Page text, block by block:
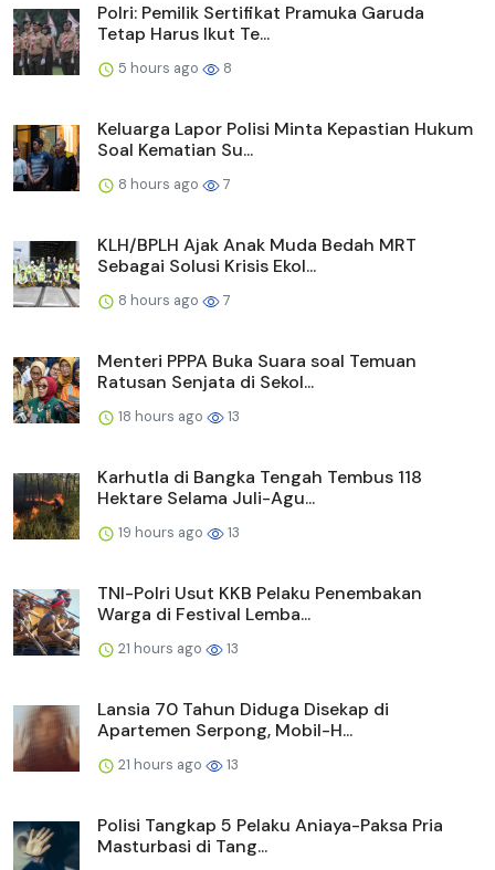
Polri: Pemilik Sertifikat Pramuka Garuda
Tetap Harus Ikut Te...
5 hours ago 8
Keluarga Lapor Polisi Minta Kepastian Hukum
Soal Kematian Su...
8 hours ago 7
KLH/BPLH Ajak Anak Muda Bedah MRT
Sebagai Solusi Krisis Ekol...
8 hours ago 7
Menteri PPPA Buka Suara soal Temuan
Ratusan Senjata di Sekol...
18 hours ago 13
Karhutla di Bangka Tengah Tembus 118
Hektare Selama Juli-Agu...
19 hours ago 13
TNI-Polri Usut KKB Pelaku Penembakan
Warga di Festival Lemba...
21 hours ago 13
Lansia 70 Tahun Diduga Disekap di
Apartemen Serpong, Mobil-H...
21 hours ago 13
Polisi Tangkap 5 Pelaku Aniaya-Paksa Pria
Masturbasi di Tang...